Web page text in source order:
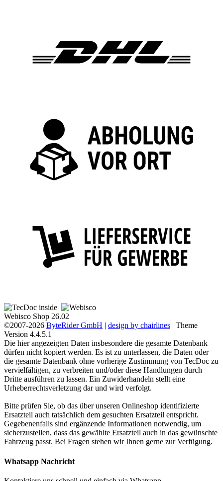
Webisco Shop 26.02
©2007-2026 ByteRider GmbH design by chairlines | Theme
Version 4.4.5.1
Die hier angezeigten Daten insbesondere die gesamte Datenbank
dürfen nicht kopiert werden. Es ist zu unterlassen, die Daten oder
die gesamte Datenbank ohne vorherige Zustimmung von TecDoc zu
vervielfältigen, zu verbreiten und/oder diese Handlungen durch
Dritte ausführen zu lassen. Ein Zuwiderhandeln stellt eine
Urheberrechtsverletzung dar und wird verfolgt.
Bitte prüfen Sie, ob das über unseren Onlineshop identifizierte
Ersatzteil auch tatsächlich dem gesuchten Ersatzteil entspricht.
Gegebenenfalls sind ergänzende Informationen notwendig, um
sicherzustellen, dass das gewählte Ersatzteil auch in das gewünschte
Fahrzeug passt. Bei Fragen stehen wir Ihnen gerne zur Verfügung.
Whatsapp Nachricht